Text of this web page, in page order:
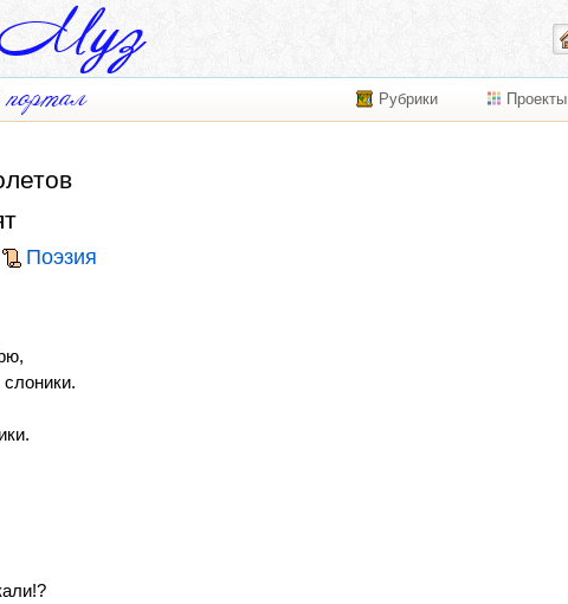
Рубрики Проекты
Поэзия